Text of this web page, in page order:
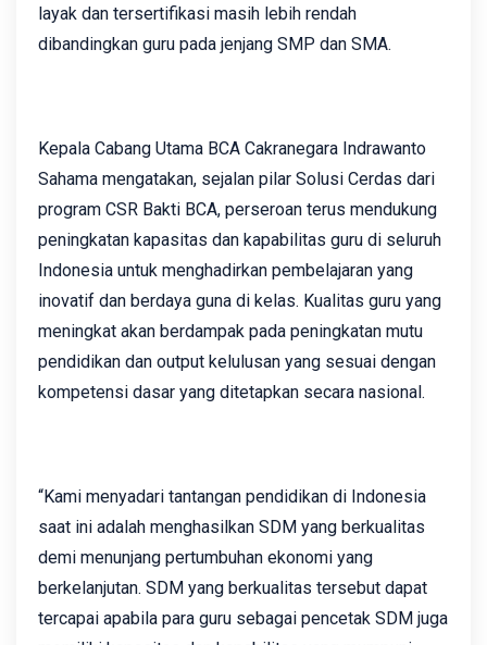
layak dan tersertifikasi masih lebih rendah
dibandingkan guru pada jenjang SMP dan SMA.
Kepala Cabang Utama BCA Cakranegara Indrawanto
Sahama mengatakan, sejalan pilar Solusi Cerdas dari
program CSR Bakti BCA, perseroan terus mendukung
peningkatan kapasitas dan kapabilitas guru di seluruh
Indonesia untuk menghadirkan pembelajaran yang
inovatif dan berdaya guna di kelas. Kualitas guru yang
meningkat akan berdampak pada peningkatan mutu
pendidikan dan output kelulusan yang sesuai dengan
kompetensi dasar yang ditetapkan secara nasional.
“Kami menyadari tantangan pendidikan di Indonesia
saat ini adalah menghasilkan SDM yang berkualitas
demi menunjang pertumbuhan ekonomi yang
berkelanjutan. SDM yang berkualitas tersebut dapat
tercapai apabila para guru sebagai pencetak SDM juga